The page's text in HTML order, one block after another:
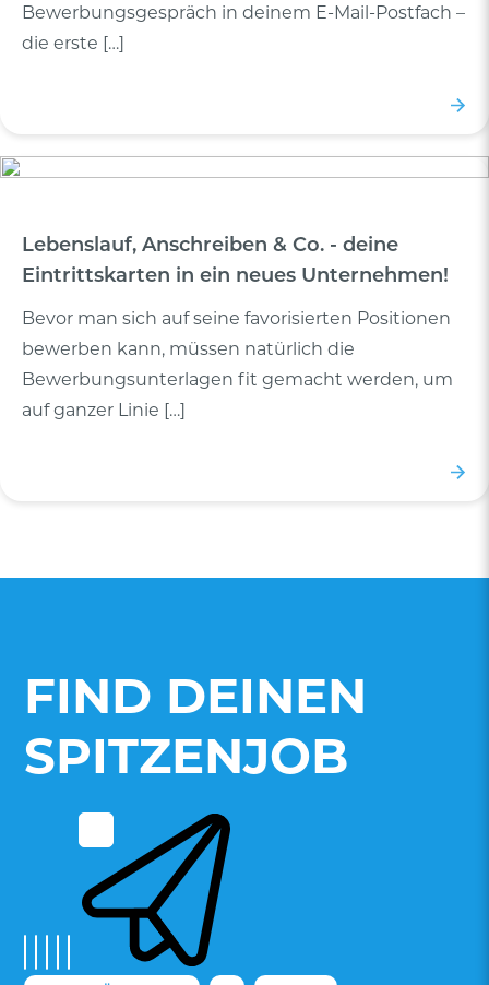
Bewerbungsgespräch in deinem E-Mail-Postfach –
die erste […]
Lebenslauf, Anschreiben & Co. - deine
Eintrittskarten in ein neues Unternehmen!
Bevor man sich auf seine favorisierten Positionen
bewerben kann, müssen natürlich die
Bewerbungsunterlagen fit gemacht werden, um
auf ganzer Linie […]
FIND DEINEN
SPITZENJOB